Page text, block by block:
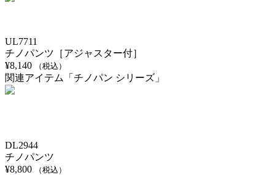
UL7711
チノパンツ［アジャスター付］
¥8,140 （税込）
関連アイテム「チノパン シリーズ」
DL2944
チノパンツ
¥8,800 （税込）